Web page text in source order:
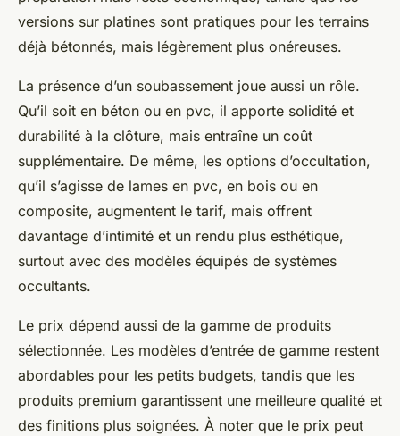
versions sur platines sont pratiques pour les terrains
déjà bétonnés, mais légèrement plus onéreuses.
La présence d’un soubassement joue aussi un rôle.
Qu’il soit en béton ou en pvc, il apporte solidité et
durabilité à la clôture, mais entraîne un coût
supplémentaire. De même, les options d’occultation,
qu’il s’agisse de lames en pvc, en bois ou en
composite, augmentent le tarif, mais offrent
davantage d’intimité et un rendu plus esthétique,
surtout avec des modèles équipés de systèmes
occultants.
Le prix dépend aussi de la gamme de produits
sélectionnée. Les modèles d’entrée de gamme restent
abordables pour les petits budgets, tandis que les
produits premium garantissent une meilleure qualité et
des finitions plus soignées. À noter que le prix peut